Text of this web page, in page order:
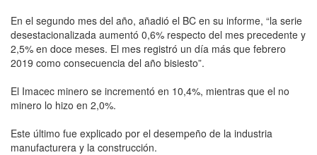
En el segundo mes del año, añadió el BC en su informe, “la serie
desestacionalizada aumentó 0,6% respecto del mes precedente y
2,5% en doce meses. El mes registró un día más que febrero
2019 como consecuencia del año bisiesto”.
El Imacec minero se incrementó en 10,4%, mientras que el no
minero lo hizo en 2,0%.
Este último fue explicado por el desempeño de la industria
manufacturera y la construcción.